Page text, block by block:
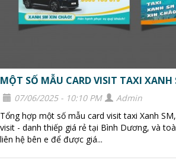
MỘT SỐ MẪU CARD VISIT TAXI XANH
07/06/2025 - 10:10 PM
Admin
Tổng hợp một số mẫu card visit taxi Xanh
visit - danh thiếp giá rẻ tại Bình Dương, và
liên hệ bên e để được giá...